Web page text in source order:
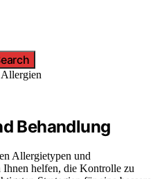
Behandlung
Allergietypen und
helfen, die Kontrolle zu